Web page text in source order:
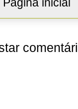
Página inicial